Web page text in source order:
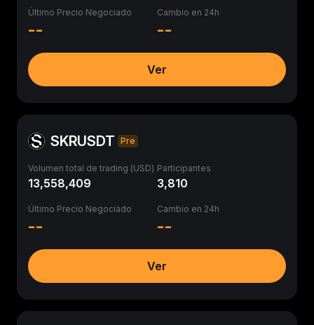
Último Precio Negociado
--
Cambio en 24h
--
Ver
SKRUSDT Pre
Volumen total de trading (USD)
13,558,409
Participantes
3,810
Último Precio Negociado
--
Cambio en 24h
--
Ver